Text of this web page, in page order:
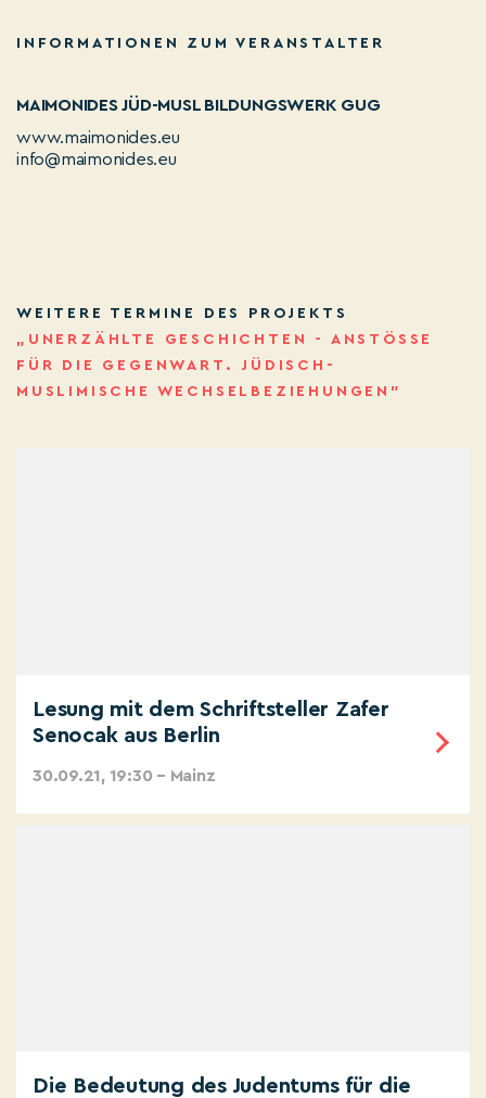
INFORMATIONEN ZUM VERANSTALTER
MAIMONIDES JÜD-MUSL BILDUNGSWERK GUG
www.maimonides.eu
info@maimonides.eu
WEITERE TERMINE DES PROJEKTS
„UNERZÄHLTE GESCHICHTEN - ANSTÖSSE F
ÜR DIE GEGENWART. JÜDISCH-M
USLIMISCHE WECHSELBEZIEHUNGEN”
Lesung mit dem Schriftsteller Zafer
Senocak aus Berlin
30.09.21, 19:30 – Mainz
Die Bedeutung des Judentums für die